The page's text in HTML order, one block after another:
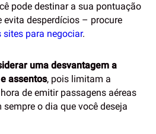
pode destinar a sua pontuação
evita desperdícios – procure
sites para negociar.
uma desvantagem a
assentos, pois limitam a
de emitir passagens aéreas
o dia que você deseja